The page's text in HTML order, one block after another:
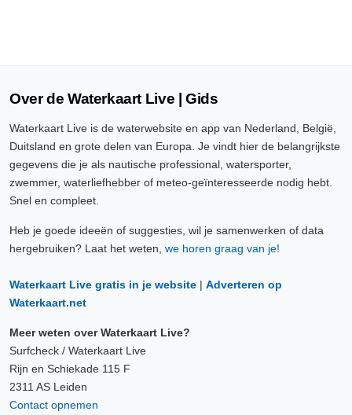
Over de Waterkaart Live | Gids
Waterkaart Live is de waterwebsite en app van Nederland, België,
Duitsland en grote delen van Europa. Je vindt hier de belangrijkste
gegevens die je als nautische professional, watersporter,
zwemmer, waterliefhebber of meteo-geïnteresseerde nodig hebt.
Snel en compleet.
Heb je goede ideeën of suggesties, wil je samenwerken of data
hergebruiken? Laat het weten, we horen graag van je!
Waterkaart Live gratis in je website | Adverteren op
Waterkaart.net
Meer weten over Waterkaart Live?
Surfcheck / Waterkaart Live
Rijn en Schiekade 115 F
2311 AS Leiden
Contact opnemen